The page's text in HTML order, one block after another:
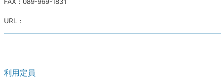
URL：
利用定員